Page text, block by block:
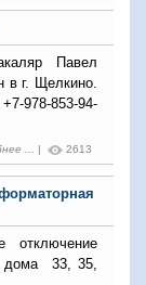
Павел
в г. Щелкино.
978-853-94-
... | 2613
отключение
дома 33, 35,